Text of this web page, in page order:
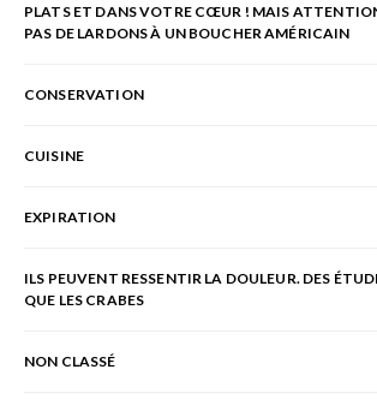
PLATS ET DANS VOTRE CŒUR ! MAIS
PAS DE LARDONS À UN BOUCHER AMÉRICAIN
CONSERVATION
CUISINE
EXPIRATION
ILS PEUVENT RESSENTIR LA DOULEUR. DES
QUE LES CRABES
NON CLASSÉ